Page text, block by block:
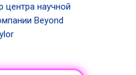
центра научной
Beyond